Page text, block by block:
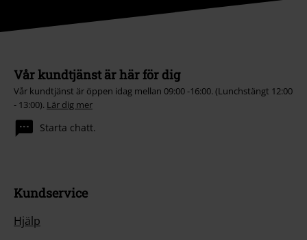
Vår kundtjänst är här för dig
Vår kundtjänst är öppen idag mellan 09:00 -16:00. (Lunchstängt 12:00
- 13:00). Lär dig mer
Starta chatt.
Kundservice
Hjälp